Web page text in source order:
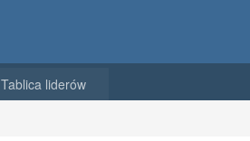
Tablica liderów